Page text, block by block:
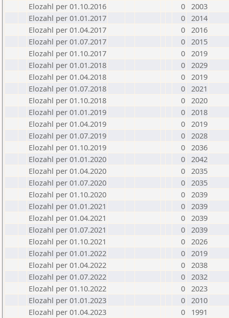
Elozahl per 01.10.2016
0 2003
Elozahl per 01.01.2017
0 2014
Elozahl per 01.04.2017
0 2016
Elozahl per 01.07.2017
0 2015
Elozahl per 01.10.2017
0 2019
Elozahl per 01.01.2018
0 2029
Elozahl per 01.04.2018
0 2019
Elozahl per 01.07.2018
0 2021
Elozahl per 01.10.2018
0 2020
Elozahl per 01.01.2019
0 2018
Elozahl per 01.04.2019
0 2019
Elozahl per 01.07.2019
0 2028
Elozahl per 01.10.2019
0 2036
Elozahl per 01.01.2020
0 2042
Elozahl per 01.04.2020
0 2035
Elozahl per 01.07.2020
0 2035
Elozahl per 01.10.2020
0 2039
Elozahl per 01.01.2021
0 2039
Elozahl per 01.04.2021
0 2039
Elozahl per 01.07.2021
0 2039
Elozahl per 01.10.2021
0 2026
Elozahl per 01.01.2022
0 2019
Elozahl per 01.04.2022
0 2038
Elozahl per 01.07.2022
0 2032
Elozahl per 01.10.2022
0 2023
Elozahl per 01.01.2023
0 2010
Elozahl per 01.04.2023
0
1991